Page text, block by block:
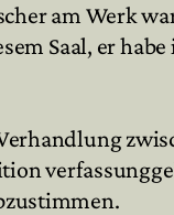
am Werk
Saal, er